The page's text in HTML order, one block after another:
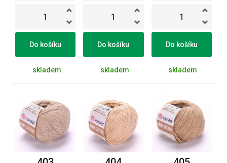
Do košíku
skladem
Do košíku
skladem
Do košíku
skladem